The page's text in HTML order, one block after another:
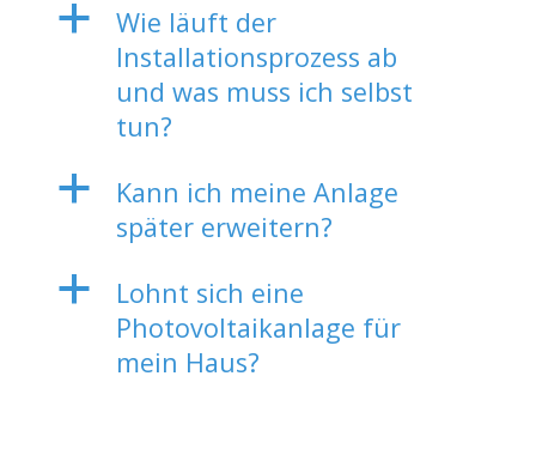
a
Wie läuft der
Installationsprozess ab
und was muss ich selbst
tun?
a
Kann ich meine Anlage
später erweitern?
a
Lohnt sich eine
Photovoltaikanlage für
mein Haus?